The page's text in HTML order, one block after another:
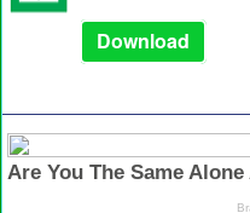
Download